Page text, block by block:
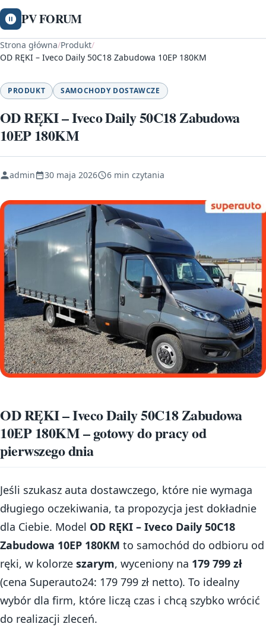
PV FORUM
Strona główna/Produkt/
OD RĘKI – Iveco Daily 50C18 Zabudowa 10EP 180KM
PRODUKT SAMOCHODY DOSTAWCZE
OD RĘKI – Iveco Daily 50C18 Zabudowa
10EP 180KM
admin 30 maja 2026 6 min czytania
OD RĘKI – Iveco Daily 50C18 Zabudowa
10EP 180KM – gotowy do pracy od
pierwszego dnia
Jeśli szukasz auta dostawczego, które nie wymaga
długiego oczekiwania, ta propozycja jest dokładnie
dla Ciebie. Model OD RĘKI – Iveco Daily 50C18
Zabudowa 10EP 180KM to samochód do odbioru od
ręki, w kolorze szarym, wyceniony na 179 799 zł
(cena Superauto24: 179 799 zł netto). To idealny
wybór dla firm, które liczą czas i chcą szybko wrócić
do realizacji zleceń.